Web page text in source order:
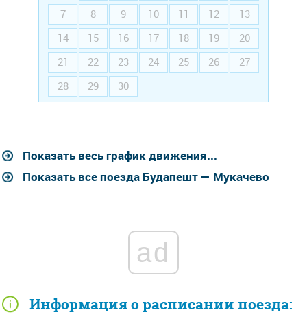
Информация о расписании поезда:
7
8 9 10 11 12
13
14
15 16 17 18 19
20
21
22 23 24 25 26
27
28
29 30
Показать весь график движения...
Показать все поезда Будапешт — Мукачево
ad